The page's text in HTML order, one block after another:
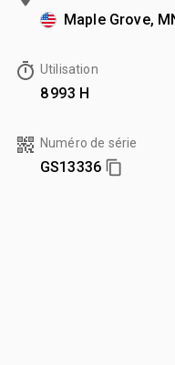
Maple Grove,
Utilisation
8 993 H
Numéro de série
GS13336